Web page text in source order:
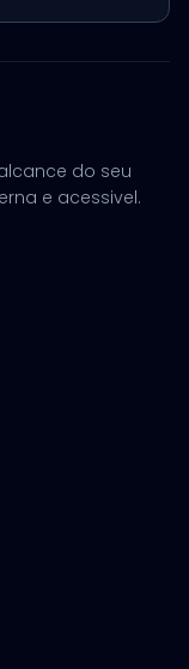
do seu
e acessivel.